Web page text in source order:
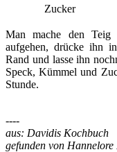
Zucker
Man mache den Teig
aufgehen, drücke ihn
Rand und lasse ihn
Speck, Kümmel und
Stunde.
----
aus: Davidis Kochbuch
gefunden von Hannelore